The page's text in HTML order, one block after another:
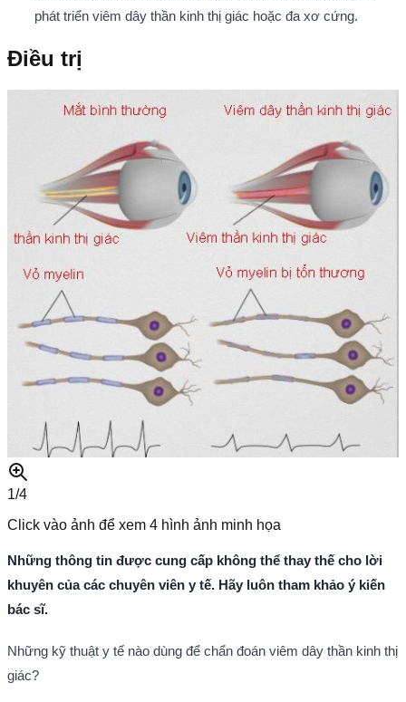
phát triển viêm dây thần kinh thị giác hoặc đa xơ cứng.
Điều trị
1/4
Click vào ảnh để xem 4 hình ảnh minh họa
Những thông tin được cung cấp không thể thay thế cho lời
khuyên của các chuyên viên y tế. Hãy luôn tham khảo ý kiến
bác sĩ.
Những kỹ thuật y tế nào dùng để chẩn đoán viêm dây thần kinh thị
giác?